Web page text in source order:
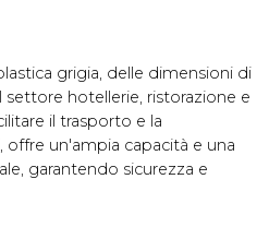
grigia, delle dimensioni di
settore hotellerie, ristorazione e
il trasporto e la
offre un'ampia capacità e una
garantendo sicurezza e